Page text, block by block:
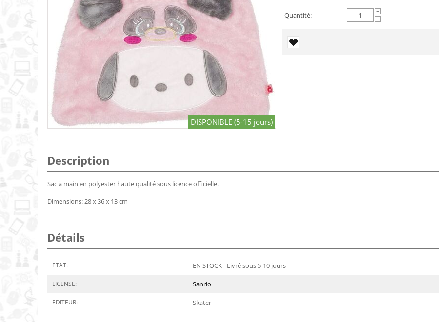
DISPONIBLE (5-15 jours)
Quantité:
+
−
Description
Sac à main en polyester haute qualité sous licence officielle.
Dimensions: 28 x 36 x 13 cm
Détails
ETAT: EN STOCK - Livré sous 5-10 jours
LICENSE: Sanrio
EDITEUR: Skater